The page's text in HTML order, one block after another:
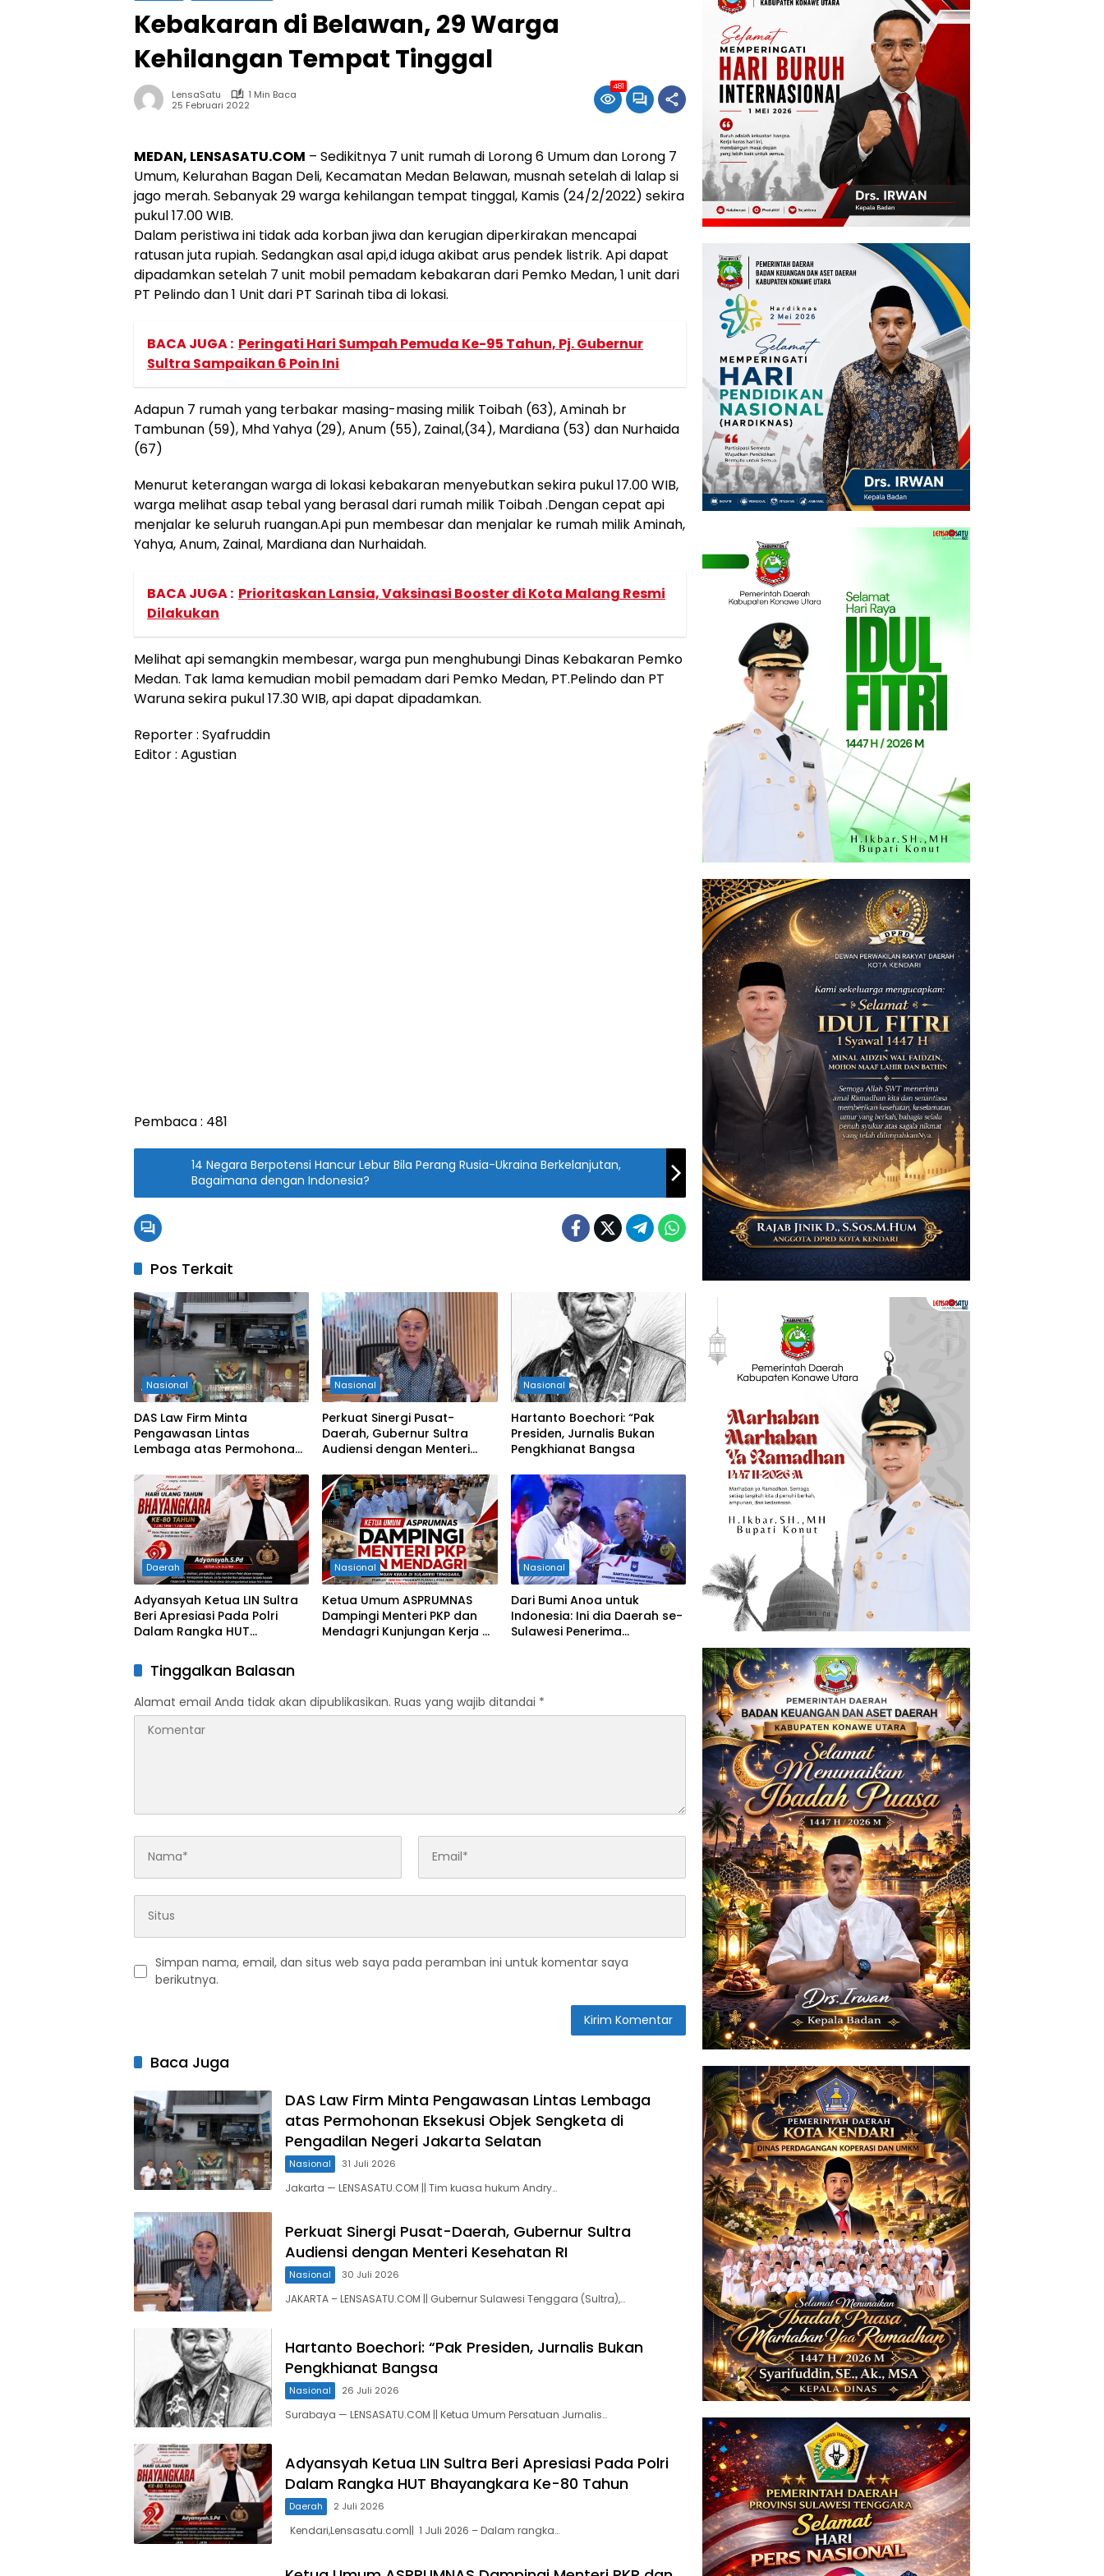
Kebakaran di Belawan, 29 Warga
Kehilangan Tempat Tinggal
LensaSatu
1 Min Baca
25 Februari 2022
481
MEDAN, LENSASATU.COM – Sedikitnya 7 unit rumah di Lorong 6 Umum dan Lorong 7
Umum, Kelurahan Bagan Deli, Kecamatan Medan Belawan, musnah setelah di lalap si
jago merah. Sebanyak 29 warga kehilangan tempat tinggal, Kamis (24/2/2022) sekira
pukul 17.00 WIB.
Dalam peristiwa ini tidak ada korban jiwa dan kerugian diperkirakan mencapai
ratusan juta rupiah. Sedangkan asal api,d iduga akibat arus pendek listrik. Api dapat
dipadamkan setelah 7 unit mobil pemadam kebakaran dari Pemko Medan, 1 unit dari
PT Pelindo dan 1 Unit dari PT Sarinah tiba di lokasi.
BACA JUGA : Peringati Hari Sumpah Pemuda Ke-95 Tahun, Pj. Gubernur
Sultra Sampaikan 6 Poin Ini
Adapun 7 rumah yang terbakar masing-masing milik Toibah (63), Aminah br
Tambunan (59), Mhd Yahya (29), Anum (55), Zainal,(34), Mardiana (53) dan Nurhaida
(67)
Menurut keterangan warga di lokasi kebakaran menyebutkan sekira pukul 17.00 WIB,
warga melihat asap tebal yang berasal dari rumah milik Toibah .Dengan cepat api
menjalar ke seluruh ruangan.Api pun membesar dan menjalar ke rumah milik Aminah,
Yahya, Anum, Zainal, Mardiana dan Nurhaidah.
BACA JUGA : Prioritaskan Lansia, Vaksinasi Booster di Kota Malang Resmi
Dilakukan
Melihat api semangkin membesar, warga pun menghubungi Dinas Kebakaran Pemko
Medan. Tak lama kemudian mobil pemadam dari Pemko Medan, PT.Pelindo dan PT
Waruna sekira pukul 17.30 WIB, api dapat dipadamkan.
Reporter : Syafruddin
Editor : Agustian
Pembaca : 481
14 Negara Berpotensi Hancur Lebur Bila Perang Rusia-Ukraina Berkelanjutan,
Bagaimana dengan Indonesia?
Pos Terkait
Nasional
DAS Law Firm Minta
Pengawasan Lintas
Lembaga atas Permohonan
Pengadilan Negeri Jakarta
Selatan
Nasional
Perkuat Sinergi Pusat-
Daerah, Gubernur Sultra
Audiensi dengan Menteri
Nasional
Hartanto Boechori: “Pak
Presiden, Jurnalis Bukan
Pengkhianat Bangsa
Daerah
Adyansyah Ketua LIN Sultra
Beri Apresiasi Pada Polri
Dalam Rangka HUT
Nasional
Ketua Umum ASPRUMNAS
Dampingi Menteri PKP dan
Mendagri Kunjungan Kerja di
Nasional
Dari Bumi Anoa untuk
Indonesia: Ini dia Daerah se-
Sulawesi Penerima
Tinggalkan Balasan
Alamat email Anda tidak akan dipublikasikan. Ruas yang wajib ditandai *
Simpan nama, email, dan situs web saya pada peramban ini untuk komentar saya
berikutnya.
Baca Juga
DAS Law Firm Minta Pengawasan Lintas Lembaga
atas Permohonan Eksekusi Objek Sengketa di
Pengadilan Negeri Jakarta Selatan
Nasional 31 Juli 2026
Jakarta — LENSASATU.COM || Tim kuasa hukum Andry…
Perkuat Sinergi Pusat-Daerah, Gubernur Sultra
Audiensi dengan Menteri Kesehatan RI
Nasional 30 Juli 2026
JAKARTA – LENSASATU.COM || Gubernur Sulawesi Tenggara (Sultra),…
Hartanto Boechori: “Pak Presiden, Jurnalis Bukan
Pengkhianat Bangsa
Nasional 26 Juli 2026
Surabaya — LENSASATU.COM || Ketua Umum Persatuan Jurnalis…
Adyansyah Ketua LIN Sultra Beri Apresiasi Pada Polri
Dalam Rangka HUT Bhayangkara Ke-80 Tahun
Daerah 2 Juli 2026
Kendari,Lensasatu.com|| 1 Juli 2026 – Dalam rangka…